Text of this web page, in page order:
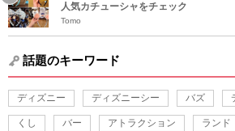
人気カチューシャをチェック
Tomo
話題のキーワード
ディズニー ディズニーシー バズ
くし バー アトラクション ランド